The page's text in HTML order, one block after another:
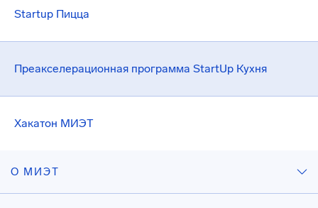
Startup Пицца
Преакселерационная программа StartUp Кухня
Хакатон МИЭТ
О МИЭТ